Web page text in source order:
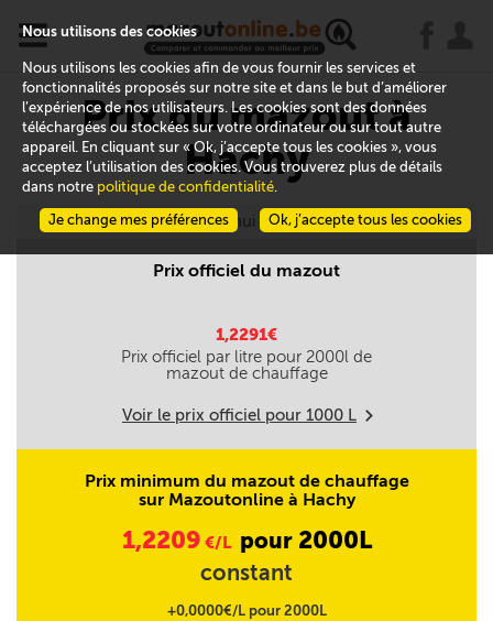
x
Prix du mazout à
Hachy
Aujourd'hui le 08/08
Prix officiel du mazout
1,2291€
Prix officiel par litre pour 2000l de
mazout de chauffage
Voir le prix officiel pour 1000 L m
Prix minimum du mazout de chauffage
sur Mazoutonline à Hachy
1,2209 €/L pour 2000L
constant
+0,0000€/L pour 2000L
Nous utilisons des cookies
Nous utilisons les cookies afin de vous fournir les services et
fonctionnalités proposés sur notre site et dans le but d’améliorer
l’expérience de nos utilisateurs. Les cookies sont des données
téléchargées ou stockées sur votre ordinateur ou sur tout autre
appareil. En cliquant sur « Ok, j’accepte tous les cookies », vous
acceptez l’utilisation des cookies. Vous trouverez plus de détails
dans notre politique de confidentialité.
Ok, j’accepte tous les cookies
Je change mes préférences